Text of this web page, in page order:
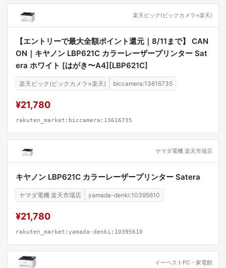
楽天ビック(ビックカメラ×楽天)
【エントリーで最大全額ポイント還元｜8/11まで】 CAN
ON｜キヤノン LBP621C カラーレーザープリンター Sat
era ホワイト [はがき〜A4][LBP621C]
楽天ビック(ビックカメラ×楽天) biccamera:13616735
¥21,780
rakuten_market:biccamera:13616735
ヤマダ電機 楽天市場店
キヤノン LBP621C カラーレーザープリンター Satera
ヤマダ電機 楽天市場店 yamada-denki:10395610
¥21,780
rakuten_market:yamada-denki:10395610
イーベストPC・家電館